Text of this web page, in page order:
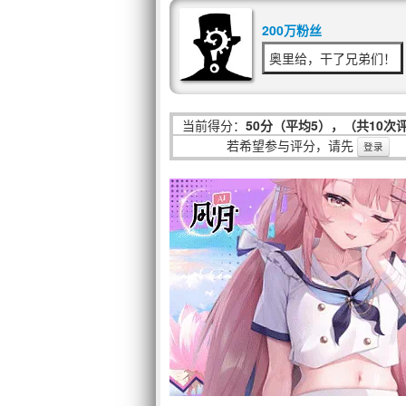
200万粉丝
奥里给，干了兄弟们！
当前得分： 50分（平均5），（共10次
若希望参与评分，请先
登录